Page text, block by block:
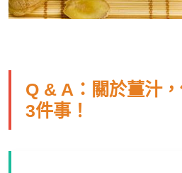
Q & A：關於薑汁
3件事！